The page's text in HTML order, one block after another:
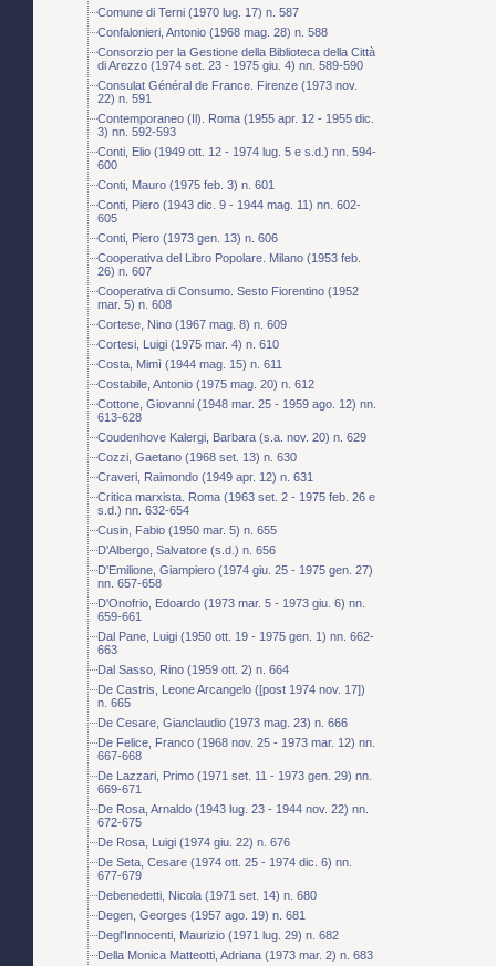
Comune di Terni (1970 lug. 17) n. 587
Confalonieri, Antonio (1968 mag. 28) n. 588
Consorzio per la Gestione della Biblioteca della Città
di Arezzo (1974 set. 23 - 1975 giu. 4) nn. 589-590
Consulat Général de France. Firenze (1973 nov.
22) n. 591
Contemporaneo (Il). Roma (1955 apr. 12 - 1955 dic.
3) nn. 592-593
Conti, Elio (1949 ott. 12 - 1974 lug. 5 e s.d.) nn. 594-
600
Conti, Mauro (1975 feb. 3) n. 601
Conti, Piero (1943 dic. 9 - 1944 mag. 11) nn. 602-
605
Conti, Piero (1973 gen. 13) n. 606
Cooperativa del Libro Popolare. Milano (1953 feb.
26) n. 607
Cooperativa di Consumo. Sesto Fiorentino (1952
mar. 5) n. 608
Cortese, Nino (1967 mag. 8) n. 609
Cortesi, Luigi (1975 mar. 4) n. 610
Costa, Mimì (1944 mag. 15) n. 611
Costabile, Antonio (1975 mag. 20) n. 612
Cottone, Giovanni (1948 mar. 25 - 1959 ago. 12) nn.
613-628
Coudenhove Kalergi, Barbara (s.a. nov. 20) n. 629
Cozzi, Gaetano (1968 set. 13) n. 630
Craveri, Raimondo (1949 apr. 12) n. 631
Critica marxista. Roma (1963 set. 2 - 1975 feb. 26 e
s.d.) nn. 632-654
Cusin, Fabio (1950 mar. 5) n. 655
D'Albergo, Salvatore (s.d.) n. 656
D'Emilione, Giampiero (1974 giu. 25 - 1975 gen. 27)
nn. 657-658
D'Onofrio, Edoardo (1973 mar. 5 - 1973 giu. 6) nn.
659-661
Dal Pane, Luigi (1950 ott. 19 - 1975 gen. 1) nn. 662-
663
Dal Sasso, Rino (1959 ott. 2) n. 664
De Castris, Leone Arcangelo ([post 1974 nov. 17])
n. 665
De Cesare, Gianclaudio (1973 mag. 23) n. 666
De Felice, Franco (1968 nov. 25 - 1973 mar. 12) nn.
667-668
De Lazzari, Primo (1971 set. 11 - 1973 gen. 29) nn.
669-671
De Rosa, Arnaldo (1943 lug. 23 - 1944 nov. 22) nn.
672-675
De Rosa, Luigi (1974 giu. 22) n. 676
De Seta, Cesare (1974 ott. 25 - 1974 dic. 6) nn.
677-679
Debenedetti, Nicola (1971 set. 14) n. 680
Degen, Georges (1957 ago. 19) n. 681
Degl'Innocenti, Maurizio (1971 lug. 29) n. 682
Della Monica Matteotti, Adriana (1973 mar. 2) n. 683